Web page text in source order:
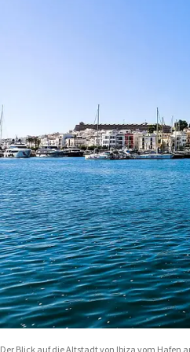
Der Blick auf die Altstadt von Ibiza vom Hafen